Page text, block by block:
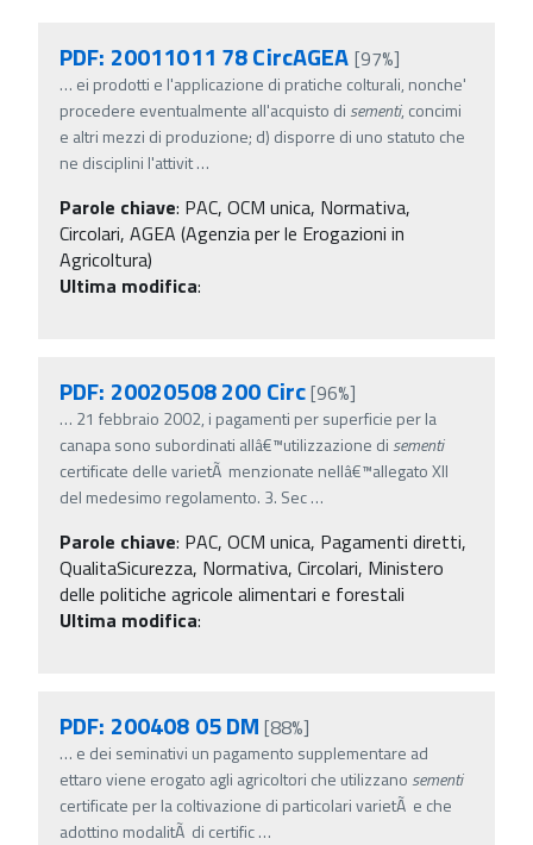
PDF: 20011011 78 CircAGEA [97%]
… ei prodotti e l'applicazione di pratiche colturali, nonche'
procedere eventualmente all'acquisto di sementi, concimi
e altri mezzi di produzione; d) disporre di uno statuto che
ne disciplini l'attivit…
Parole chiave: PAC, OCM unica, Normativa,
Circolari, AGEA (Agenzia per le Erogazioni in
Agricoltura)
Ultima modifica:
PDF: 20020508 200 Circ[96%]
… 21 febbraio 2002, i pagamenti per superficie per la
canapa sono subordinati allâ€™utilizzazione di sementi
certificate delle varietÃ menzionate nellâ€™allegato XII
del medesimo regolamento. 3. Sec…
Parole chiave: PAC, OCM unica, Pagamenti diretti,
QualitaSicurezza, Normativa, Circolari, Ministero
delle politiche agricole alimentari e forestali
Ultima modifica:
PDF: 200408 05 DM [88%]
… e dei seminativi un pagamento supplementare ad
ettaro viene erogato agli agricoltori che utilizzano sementi
certificate per la coltivazione di particolari varietÃ e che
adottino modalitÃ di certific…